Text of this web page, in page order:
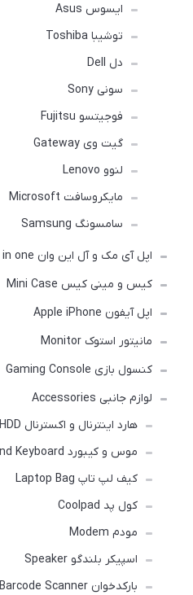
ایسوس Asus
توشیبا Toshiba
دل Dell
سونی Sony
فوجیتسو Fujitsu
گیت وی Gateway
لنوو Lenovo
مایکروسافت Microsoft
سامسونگ Samsung
اپل آی مک و آل این وان Apple iMac and All in one
کیس و مینی کیس Mini Case
اپل آیفون Apple iPhone
مانیتور استوک Monitor
کنسول بازی Gaming Console
لوازم جانبی Accessories
هارد اینترنال و اکسترنال Internal and External HDD
موس و کیبورد Mouse and Keyboard
کیف لپ تاپ Laptop Bag
کول پد Coolpad
مودم Modem
اسپیکر بلندگو Speaker
بارکدخوان Barcode Scanner